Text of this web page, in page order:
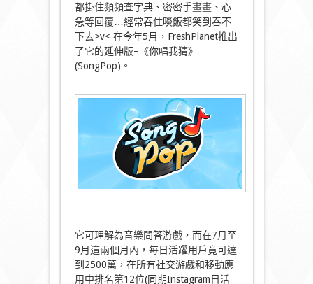
都掛住頻頻查字典、密密手畫畫、心
急等回覆…經常吞住啖飯都笑到吞不
下去>v< 在今年5月，FreshPlanet推出
了它的延伸版–《你唱我猜》
(SongPop)。
它可理解為音樂問答游戲，而在7月至
9月這兩個月內，每日活躍用戶竟可達
到2500萬，在所有社交游戲和移動應
用中排名第12位(同期Instagram日活